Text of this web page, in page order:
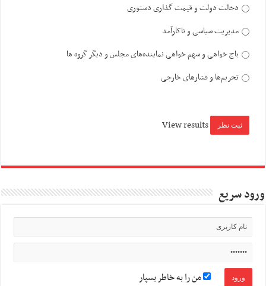
دخالت دولت و قیمت گذاری دستوری
مدیریت سیاسی و ناکارآمد
باج خواهی و سهم خواهی نماینده‌های مجلس و دیگر گروه ها
تحریم‌ها و فشارهای خارجی
View results
ورود سریع
من را به خاطر بسپار